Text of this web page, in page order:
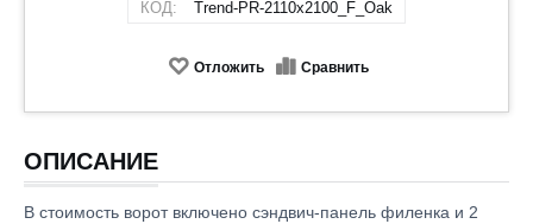
КОД: Trend-PR-2110х2100_F_Oak
Отложить Сравнить
ОПИСАНИЕ
В стоимость ворот включено сэндвич-панель филенка и 2